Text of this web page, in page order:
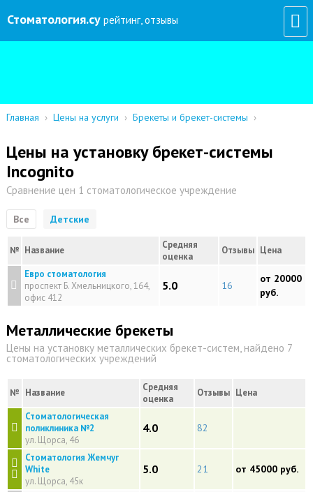
Стоматология.су рейтинг, отзывы
Главная › Цены на услуги › Брекеты и брекет-системы ›
Цены на установку брекет-системы
Incognito
Сравнение цен 1 стоматологическое учреждение
Все Детские
№ Название
Средняя
оценка
Отзывы Цена
Евро стоматология
проспект Б. Хмельницкого, 164,
офис 412
5.0 16
от 20000
руб.
Металлические брекеты
Цены на установку металлических брекет-систем, найдено 7
стоматологических учреждений
№ Название
Средняя
оценка
Отзывы Цена
Стоматологическая
поликлиника №2
ул. Щорса, 46
4.0 82
Стоматология Жемчуг
White
ул. Щорса, 45к
5.0 21 от 45000 руб.